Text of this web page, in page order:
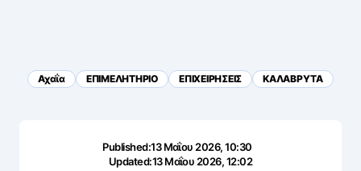
Αχαΐα ΕΠΙΜΕΛΗΤΗΡΙΟ ΕΠΙΧΕΙΡΗΣΕΙΣ ΚΑΛΑΒΡΥΤΑ
Published:13 Μαΐου 2026, 10:30
Updated:13 Μαΐου 2026, 12:02